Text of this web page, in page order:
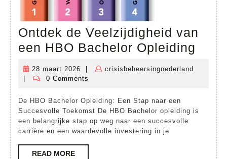
Ontdek de Veelzijdigheid van
een HBO Bachelor Opleiding
van
een
HBO
28 maart 2026
28
maart
crisisbeheersingnederland
0 Comments
De HBO Bachelor Opleiding: Een Stap naar een
Succesvolle Toekomst De HBO Bachelor opleiding is
een belangrijke stap op weg naar een succesvolle
carrière en een waardevolle investering in je
READ MOREREAD